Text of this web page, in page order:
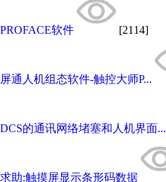
PROFACE软件 [2114]
屏通人机组态软件-触控大师P...
DCS的通讯网络堵塞和人机界面...
求助:触摸屏显示条形码数据